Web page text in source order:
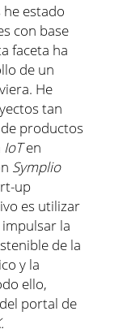
he estado
con base
faceta ha
de un
He
tan
productos
IoTen
Symplio
up
es utilizar
la
de la
y la
ello,
portal de